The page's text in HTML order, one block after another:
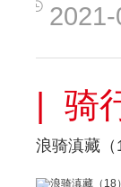
| 骑
浪骑滇藏（